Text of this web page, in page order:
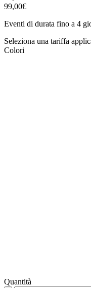
99,00€
Eventi di durata fino a 4
Seleziona una tariffa
Colori
Quantità